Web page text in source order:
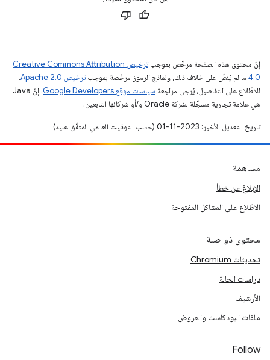
إنّ محتوى هذه الصفحة مرخّص بموجب
ترخيص Creative Commons Attribution
4.0‏ ما لم يُنصّ على خلاف ذلك، ونماذج الرموز مرخّصة بموجبترخيص Apache 2.0‏
.
للاطّلاع على التفاصيل، يُرجى مراجعة سياسات موقع Google Developers‏
. إنّ Java
هي علامة تجارية مسجَّلة لشركة Oracle و/أو شركائها التابعين.
تاريخ التعديل الأخير: 2023-11-01 (حسب التوقيت العالمي المتفَّق عليه)
مساهمة
الإبلاغ عن خطأ
الاطّلاع على المشاكل المفتوحة
محتوى ذو صلة
تحديثات Chromium
دراسات الحالة
الأرشيف
ملفات البودكاست والعروض
Follow